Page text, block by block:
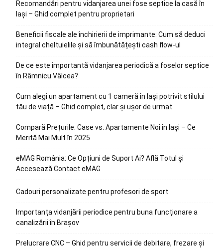
Recomandări pentru vidanjarea unei fose septice la casă în
Iași – Ghid complet pentru proprietari
Beneficii fiscale ale închirierii de imprimante: Cum să deduci
integral cheltuielile și să îmbunătățești cash flow-ul
De ce este importantă vidanjarea periodică a foselor septice
în Râmnicu Vâlcea?
Cum alegi un apartament cu 1 cameră în Iași potrivit stilului
tău de viață – Ghid complet, clar și ușor de urmat
Compară Prețurile: Case vs. Apartamente Noi în Iași – Ce
Merită Mai Mult în 2025
eMAG România: Ce Opțiuni de Suport Ai? Află Totul și
Accesează Contact eMAG
Cadouri personalizate pentru profesori de sport
Importanța vidanjării periodice pentru buna funcționare a
canalizării în Brașov
Prelucrare CNC – Ghid pentru servicii de debitare, frezare și